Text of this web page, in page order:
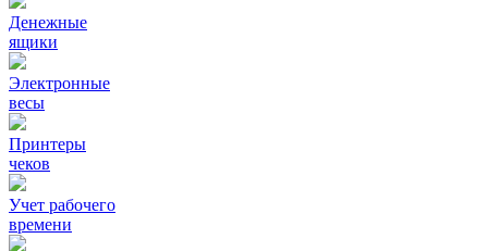
Денежные
ящики
Электронные
весы
Принтеры
чеков
Учет рабочего
времени